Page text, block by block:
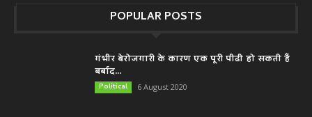
POPULAR POSTS
गंभीर बेरोजगारी के कारण एक पूरी पीढी हो सकती हैं
बर्बाद...
Political 6 August 2020